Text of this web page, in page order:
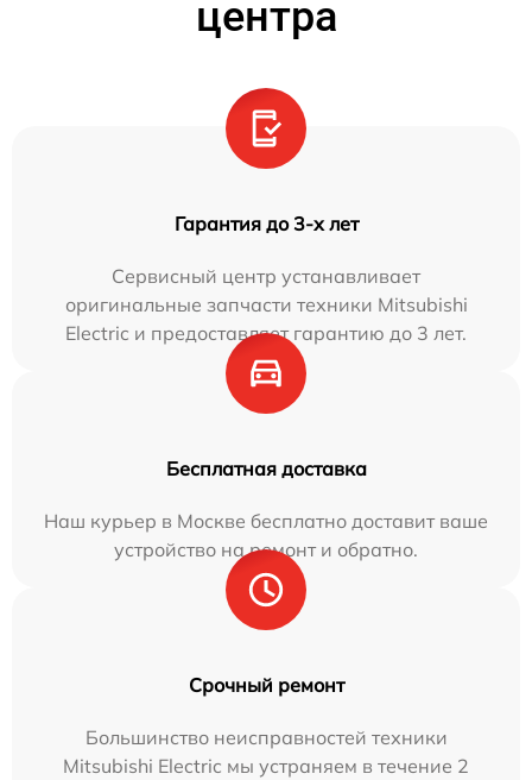
центра
Гарантия до 3-х лет
Сервисный центр устанавливает
оригинальные запчасти техники Mitsubishi
Electric и предоставляет гарантию до 3 лет.
Бесплатная доставка
Наш курьер в Москве бесплатно доставит ваше
устройство на ремонт и обратно.
Срочный ремонт
Большинство неисправностей техники
Mitsubishi Electric мы устраняем в течение 2